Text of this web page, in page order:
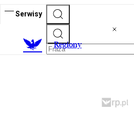
Serwisy
Regiony